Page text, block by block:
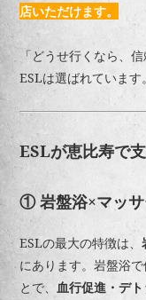
店いただけます。
「どうせ行くなら、
ESLは選ばれています。
ESLが恵比寿で
① 岩盤浴×マッ
ESLの最大の特徴は、
にあります。岩盤浴
とで、血行促進・デ